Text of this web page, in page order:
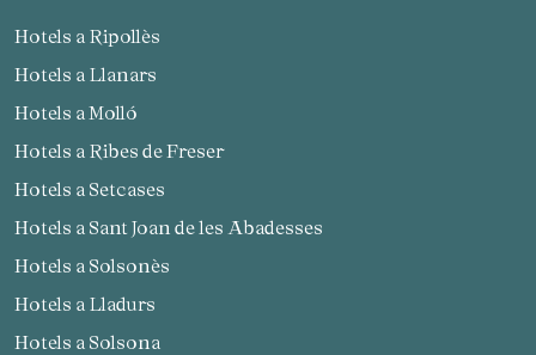
Hotels a Ripollès
Hotels a Llanars
Hotels a Molló
Hotels a Ribes de Freser
Hotels a Setcases
Hotels a Sant Joan de les Abadesses
Hotels a Solsonès
Hotels a Lladurs
Hotels a Solsona